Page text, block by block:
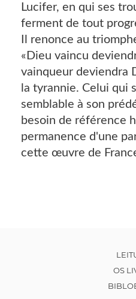
Lucifer, en qui ses
ferment de tout
Il renonce au
«Dieu vaincu
vainqueur deviendra
la tyrannie. Celui qui
semblable à son
besoin de référence
permanence d'une
cette œuvre de
OS